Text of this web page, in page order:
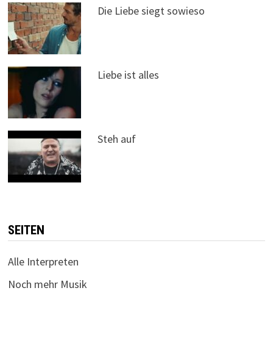
Die Liebe siegt sowieso
Liebe ist alles
Steh auf
SEITEN
Alle Interpreten
Noch mehr Musik